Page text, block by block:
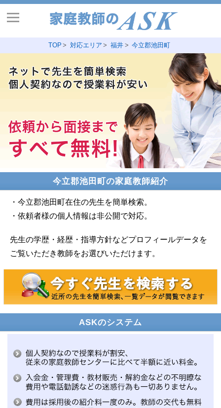
TOP 対応エリア 福井 今立郡池田町
今立郡池田町の家庭教師紹介
・今立郡池田町在住の先生を簡単検索。
・依頼者様の個人情報は非公開で対応。
先生の学歴・経歴・指導方針などプロフィールデータを
ご覧いただき教師をお選びいただけます。
ASKのシステム